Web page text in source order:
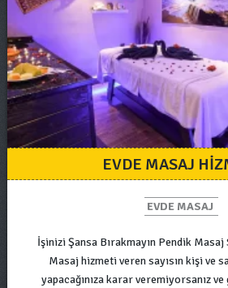
EVDE MASAJ
EVDE MASAJ
İşinizi Şansa Bırakmayın Pendik
Masaj hizmeti veren sayısın kişi ve
yapacağınıza karar veremiyorsanız ve